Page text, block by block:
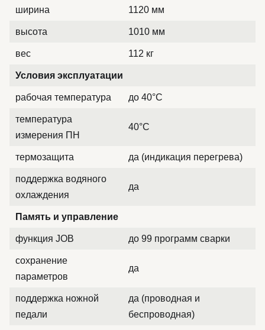
ширина 1120 мм
высота 1010 мм
вес 112 кг
Условия эксплуатации
рабочая температура до 40°C
температура
измерения ПН
40°C
термозащита да (индикация перегрева)
поддержка водяного
охлаждения
да
Память и управление
функция JOB до 99 программ сварки
сохранение
параметров
да
поддержка ножной
педали
да (проводная и
беспроводная)